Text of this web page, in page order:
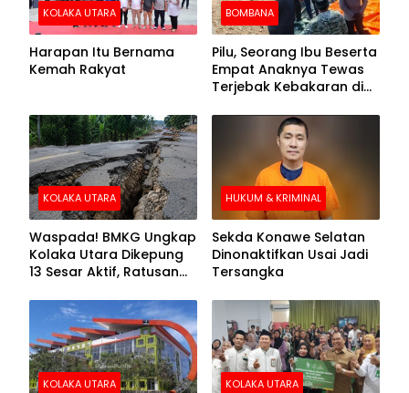
KOLAKA UTARA
Harapan Itu Bernama
Kemah Rakyat
BOMBANA
Pilu, Seorang Ibu Beserta
Empat Anaknya Tewas
Terjebak Kebakaran di
KOLAKA UTARA
Waspada! BMKG Ungkap
Kolaka Utara Dikepung
13 Sesar Aktif, Ratusan
HUKUM & KRIMINAL
Sekda Konawe Selatan
Dinonaktifkan Usai Jadi
Tersangka
KOLAKA UTARA KOLAKA UTARA